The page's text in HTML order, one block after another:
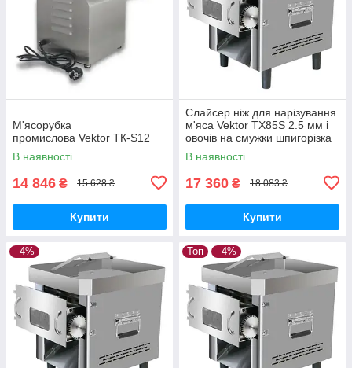
М'ясорубка
промислова Vektor ТК-S12
В наявності
14 846 ₴ 15 628 ₴
Купити
Слайсер ніж для нарізування
м'яса Vektor TX85S 2.5 мм і
овочів на смужки шпигорізка
В наявності
17 360 ₴ 18 083 ₴
Купити
–4% Топ –4%